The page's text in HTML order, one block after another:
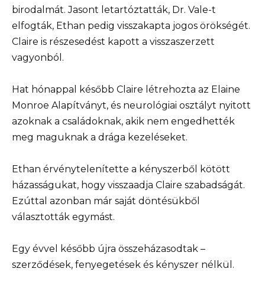
birodalmát. Jasont letartóztatták, Dr. Vale-t
elfogták, Ethan pedig visszakapta jogos örökségét.
Claire is részesedést kapott a visszaszerzett
vagyonból.
Hat hónappal később Claire létrehozta az Elaine
Monroe Alapítványt, és neurológiai osztályt nyitott
azoknak a családoknak, akik nem engedhették
meg maguknak a drága kezeléseket.
Ethan érvénytelenítette a kényszerből kötött
házasságukat, hogy visszaadja Claire szabadságát.
Ezúttal azonban már saját döntésükből
választották egymást.
Egy évvel később újra összeházasodtak –
szerződések, fenyegetések és kényszer nélkül.